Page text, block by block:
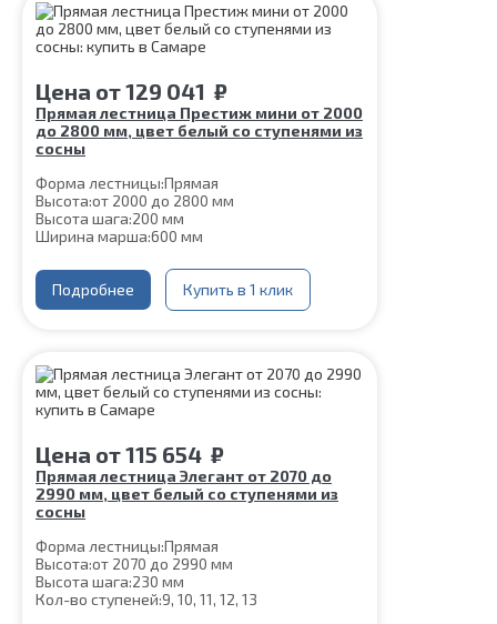
Материал ступеней: Сосна
Срок гарантии (на металлокаркас):25 лет
Цена от129 041 ₽
Прямая лестница Престиж мини от 2000
до 2800 мм, цвет белый со ступенями из
сосны
Форма лестницы:Прямая
Высота:от 2000 до 2800 мм
Высота шага:200 мм
Ширина марша:600 мм
Толщина ступени:40 мм
Угол наклона:
Глубина ступени:
300 мм
Срок гарантии (на металлокаркас):25 лет
Подробнее Купить в 1 клик
Цена от115 654 ₽
Прямая лестница Элегант от 2070 до
2990 мм, цвет белый со ступенями из
сосны
Форма лестницы:Прямая
Высота:от 2070 до 2990 мм
Высота шага:230 мм
Кол-во ступеней:9, 10, 11, 12, 13